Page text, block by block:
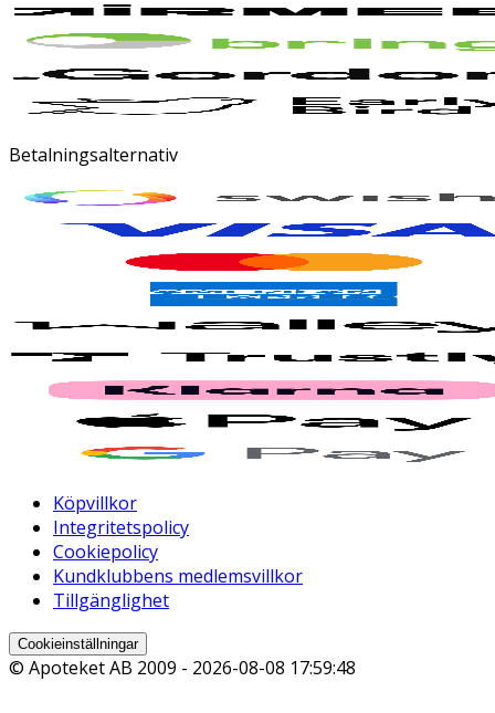
Betalningsalternativ
Köpvillkor
Integritetspolicy
Cookiepolicy
Kundklubbens medlemsvillkor
Tillgänglighet
Cookieinställningar
© Apoteket AB 2009 - 2026-08-08 17:59:48